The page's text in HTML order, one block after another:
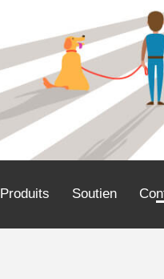
Produits Soutien